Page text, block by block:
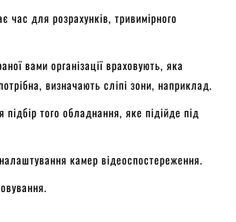
час для розрахунків, тривимірного
вами організації враховують, яка
визначають сліпі зони, наприклад.
підбір того обладнання, яке підійде під
камер відеоспостереження.